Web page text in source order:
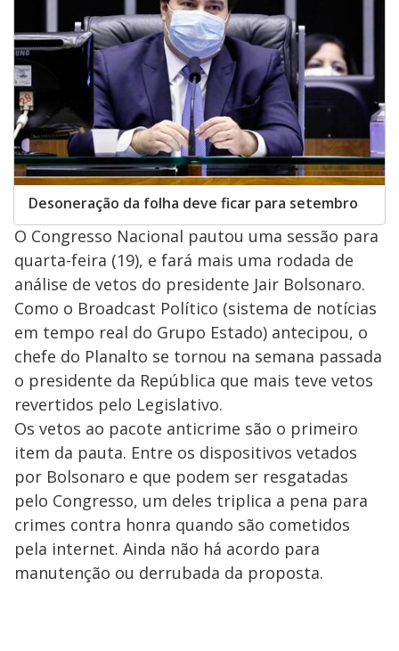
Desoneração da folha deve ficar para setembro
O Congresso Nacional pautou uma sessão para
quarta-feira (19), e fará mais uma rodada de
análise de vetos do presidente Jair Bolsonaro.
Como o Broadcast Político (sistema de notícias
em tempo real do Grupo Estado) antecipou, o
chefe do Planalto se tornou na semana passada
o presidente da República que mais teve vetos
revertidos pelo Legislativo.
Os vetos ao pacote anticrime são o primeiro
item da pauta. Entre os dispositivos vetados
por Bolsonaro e que podem ser resgatadas
pelo Congresso, um deles triplica a pena para
crimes contra honra quando são cometidos
pela internet. Ainda não há acordo para
manutenção ou derrubada da proposta.